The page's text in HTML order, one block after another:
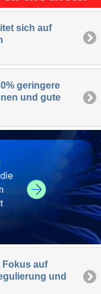
sich auf
geringere
und gute
Fokus auf
und